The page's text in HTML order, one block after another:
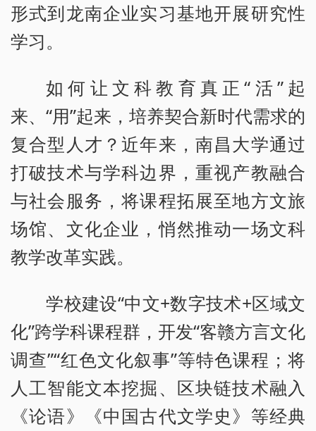
形式到龙南企业实习基地开展研究性
学习。
如何让文科教育真正“活”起
来、“用”起来，培养契合新时代需求的
复合型人才？近年来，南昌大学通过
打破技术与学科边界，重视产教融合
与社会服务，将课程拓展至地方文旅
场馆、文化企业，悄然推动一场文科
教学改革实践。
学校建设“中文+数字技术+区域文
化”跨学科课程群，开发“客赣方言文化
调查”“红色文化叙事”等特色课程；将
人工智能文本挖掘、区块链技术融入
《论语》《中国古代文学史》等经典